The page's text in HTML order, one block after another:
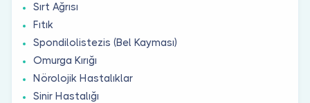
Sırt Ağrısı
Fıtık
Spondilolistezis (Bel Kayması)
Omurga Kırığı
Nörolojik Hastalıklar
Sinir Hastalığı